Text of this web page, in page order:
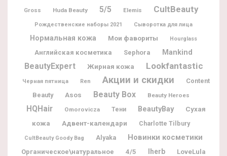
Gross
Huda Beauty 5/5 Elemis CultBeauty
Рождественские наборы 2021 Сыворотка для лица
Нормальная кожа Мои фавориты Hourglass
Английская косметика Sephora Mankind
BeautyExpert Жирная кожа Lookfantastic
Черная пятница Ren Акции и скидки
Content
Beauty
Asos Beauty Box Beauty Heroes
HQHair Omorovicza Тени BeautyBay
Сухая
кожа
Адвент-календари Charlotte Tilbury
CultBeauty Goody Bag Alyaka Новинки косметики
Органическое\натуральное 4/5 Iherb LoveLula